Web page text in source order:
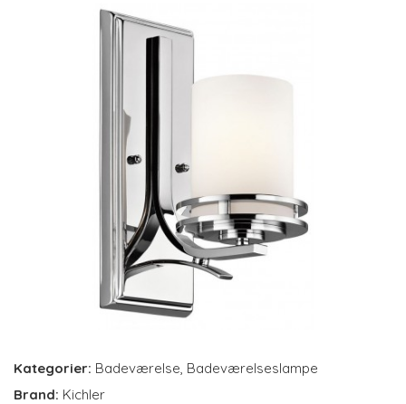
Kategorier: Badeværelse, Badeværelseslampe
Brand: Kichler